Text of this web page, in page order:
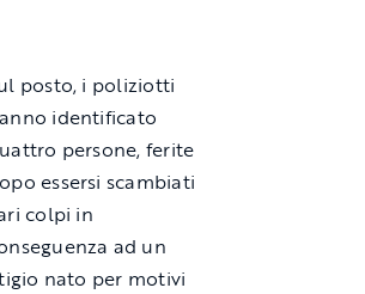
posto, i poliziotti
identificato
persone, ferite
essersi scambiati
colpi in
ad un
nato per motivi